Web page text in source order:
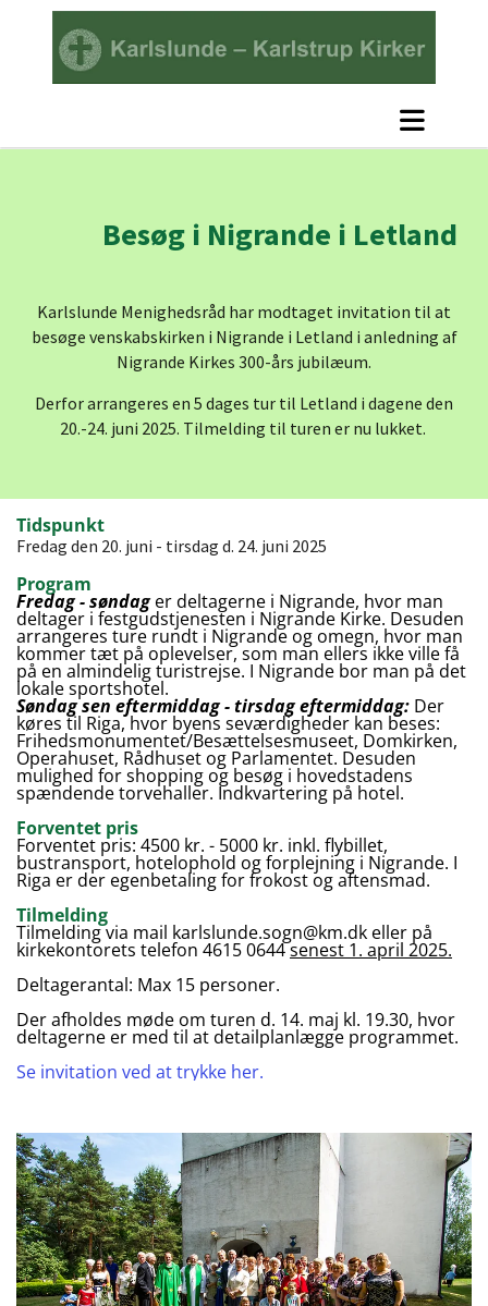
Besøg i Nigrande i Letland
Karlslunde Menighedsråd har modtaget invitation til at
besøge venskabskirken i Nigrande i Letland i anledning af
Nigrande Kirkes 300-års jubilæum.
Derfor arrangeres en 5 dages tur til Letland i dagene den
20.-24. juni 2025. Tilmelding til turen er nu lukket.
Tidspunkt
Fredag den 20. juni - tirsdag d. 24. juni 2025
Program
Fredag - søndager deltagerne i Nigrande, hvor man
deltager i festgudstjenesten i Nigrande Kirke. Desuden
arrangeres ture rundt i Nigrande og omegn, hvor man
kommer tæt på oplevelser, som man ellers ikke ville få
på en almindelig turistrejse. I Nigrande bor man på det
lokale sportshotel.
Søndag sen eftermiddag - tirsdag eftermiddag: Der
køres til Riga, hvor byens seværdigheder kan beses:
Frihedsmonumentet/Besættelsesmuseet, Domkirken,
Operahuset, Rådhuset og Parlamentet. Desuden
mulighed for shopping og besøg i hovedstadens
spændende torvehaller. Indkvartering på hotel.
Forventet pris
Forventet pris: 4500 kr. - 5000 kr. inkl. flybillet,
bustransport, hotelophold og forplejning i Nigrande. I
Riga er der egenbetaling for frokost og aftensmad.
Tilmelding
Tilmelding via mail karlslunde.sogn@km.dk eller på
kirkekontorets telefon 4615 0644senest 1. april 2025.
Deltagerantal: Max 15 personer.
Der afholdes møde om turen d. 14. maj kl. 19.30, hvor
deltagerne er med til at detailplanlægge programmet.
Se invitation ved at trykke her.